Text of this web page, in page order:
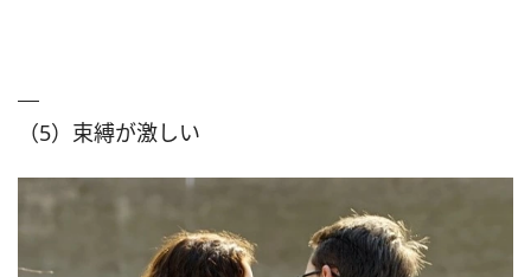
（5）束縛が激しい